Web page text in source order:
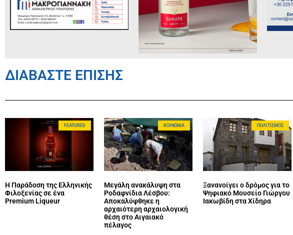
ΔΙΑΒΑΣΤΕ ΕΠΙΣΗΣ
FEATURED
Η Παράδοση της Ελληνικής
Φιλοξενίας σε ένα
Premium Liqueur
ΚΟΙΝΩΝΊΑ
Μεγάλη ανακάλυψη στα
Ροδαφνίδια Λέσβου:
Αποκαλύφθηκε η
αρχαιότερη αρχαιολογική
θέση στο Αιγαιακό
πέλαγος
ΠΟΛΙΤΙΣΜΌΣ
Ξανανοίγει ο δρόμος για το
Ψηφιακό Μουσείο Γιώργου
Ιακωβίδη στα Χίδηρα